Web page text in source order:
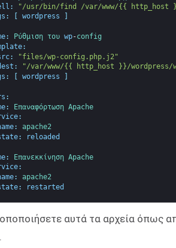
:
"/usr/bin/find /var/www/{{ http_host
: wordpress
: Ρύθμιση του wp-config
:
:
"files/wp-config.php.j2"
:
"/var/www/{{ http_host }}/wordpress/
: wordpress
:
: Επαναφόρτωση Apache
:
:
apache2
: reloaded
: Επανεκκίνηση Apache
:
:
apache2
: restarted
αυτά τα αρχεία όπως